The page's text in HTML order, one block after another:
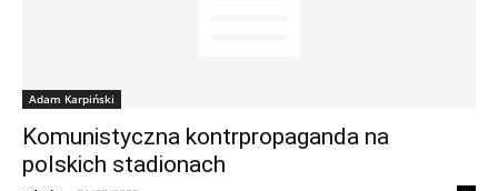
Adam Karpiński
Komunistyczna kontrpropaganda na
polskich stadionach